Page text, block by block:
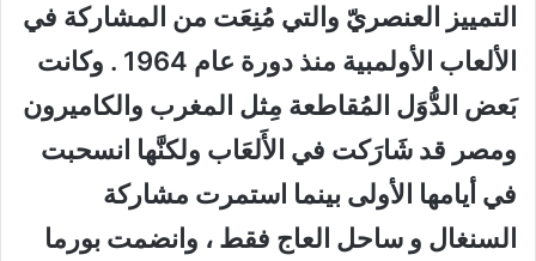
التمييز العنصريّ والتي مُنِعَت من المشاركة في
الألعاب الأولمبية منذ دورة عام 1964 . وكانت
بَعض الدُّوَل المُقاطعة مِثل المغرب والكاميرون
ومصر قد شَارَكت في الأَلعَاب ولكنَّها انسحبت
في أيامها الأولى بينما استمرت مشاركة
السنغال و ساحل العاج فقط ، وانضمت بورما